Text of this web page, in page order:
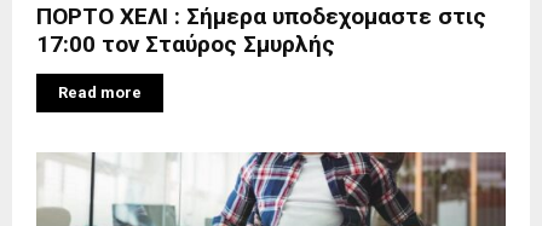
ΠΟΡΤΟ ΧΕΛΙ : Σήμερα υποδεχομαστε στις
17:00 τον Σταύρος Σμυρλής
Read more